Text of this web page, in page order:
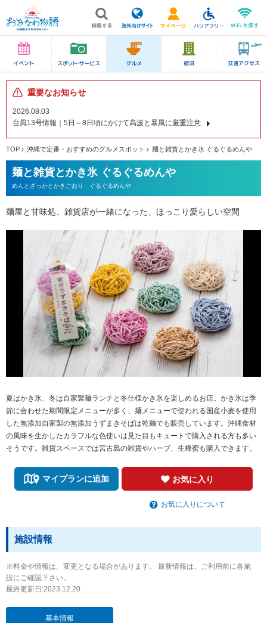
重要なお知らせ
2026.08.03
台風13号情報｜5日～8日頃にかけて高波と暴風に厳重注意
TOP 沖縄で定番・おすすめのグルメスポット 麺と雑貨とかき氷 ぐるぐるめんや
麺と雑貨とかき氷 ぐるぐるめんや
めんとざっかとかきごおり ぐるぐるめんや
麺屋と甘味処、雑貨店が一緒になった、ほっこり愛らしい空間
夏はかき氷、冬は自家製麺ランチと冬仕様かき氷を楽しめるお店。かき氷は季
節に合わせた期間限定メニューが多く、麺メニューで使われる国産小麦を使用
した無添加自家製の無添加うずまきそばは乾麺でも販売しています。沖縄食材
の風味を生かしたカラフルな色使いは見た目もキュートで購入される方も多い
そうです。雑貨スペースでは宮古島の雑貨やハーブ、生蜂蜜も購入できます。
マイプランに追加 お気に入り
お気に入りについて
施設情報
※料金や情報は、変更となる場合があります。 最新情報は、ご利用前に各施
設にご確認下さい。
最終更新日:2023.12.20
基本情報